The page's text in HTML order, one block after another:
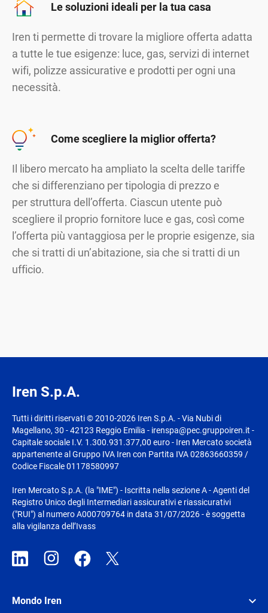
Le soluzioni ideali per la tua casa
Iren ti permette di trovare la migliore offerta adatta
a tutte le tue esigenze: luce, gas, servizi di internet
wifi, polizze assicurative e prodotti per ogni una
necessità.
Come scegliere la miglior offerta?
Il libero mercato ha ampliato la scelta delle tariffe
che si differenziano per tipologia di prezzo e
per struttura dell’offerta. Ciascun utente può
scegliere il proprio fornitore luce e gas, così come
l’offerta più vantaggiosa per le proprie esigenze, sia
che si tratti di un’abitazione, sia che si tratti di un
ufficio.
Iren S.p.A.
Tutti i diritti riservati © 2010-2026 Iren S.p.A. - Via Nubi di
Magellano, 30 - 42123 Reggio Emilia - irenspa@pec.gruppoiren.it -
Capitale sociale I.V. 1.300.931.377,00 euro - Iren Mercato società
appartenente al Gruppo IVA Iren con Partita IVA 02863660359 /
Codice Fiscale 01178580997
Iren Mercato S.p.A. (la "IME") - Iscritta nella sezione A - Agenti del
Registro Unico degli Intermediari assicurativi e riassicurativi
("RUI") al numero A000709764 in data 31/07/2026 - è soggetta
alla vigilanza dell’Ivass
Mondo Iren